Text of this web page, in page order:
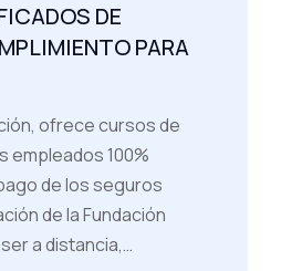
DE
PARA
ofrece cursos de
empleados 100%
de los seguros
de la Fundación
a distancia,…